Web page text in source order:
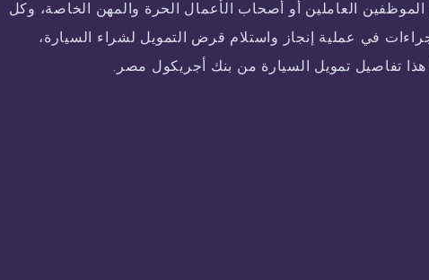
الموظفين العاملين أو أصحاب الأعمال الحرة والمهن الخاصة، وكل
في عملية إنجاز واستلام قرض التمويل لشراء السيارة،
تفاصيل تمويل السيارة من بنك أجريكول مصر.